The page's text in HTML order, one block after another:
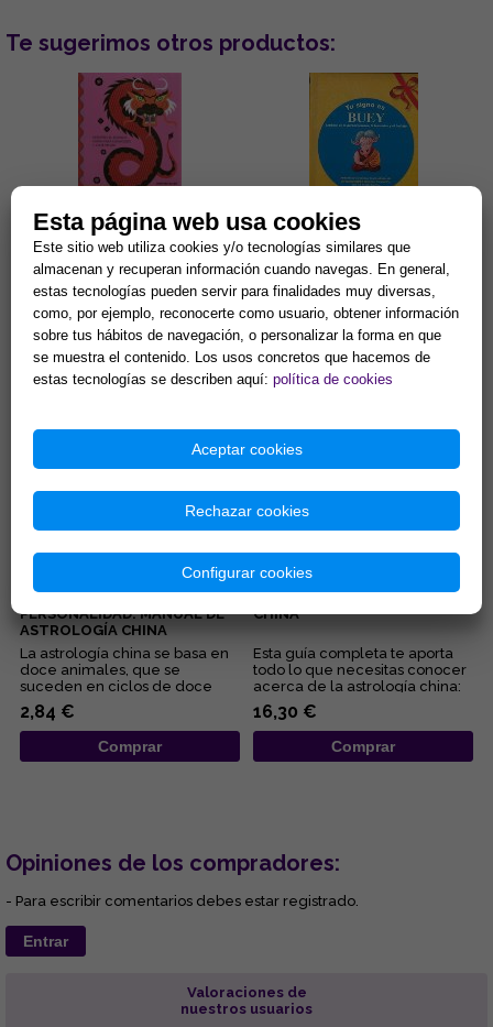
Te sugerimos otros productos:
ASTROLOGÍA CHINA:
DESCIFRA EL ZODÍACO CHINO
PARA CONOCERTE Y VIVIR
21,11 €
TU SIGNO ES BUEY
Disciplinados y cordiales: ésas
son dos de las características
de las personas nacidas bajo el
signo del Buey ...
2,84 €
CÓMO... DESCUBRIR SU
PERSONALIDAD: MANUAL DE
ASTROLOGÍA CHINA
La astrología china se basa en
doce animales, que se
suceden en ciclos de doce
años y marcan la personalidad
d...
2,84 €
Comprar
LA BIBLIA DE LA ASTROLOGÍA
CHINA
Esta guía completa te aporta
todo lo que necesitas conocer
acerca de la astrología china:
describe los doce an...
16,30 €
Comprar
Opiniones de los compradores:
- Para escribir comentarios debes estar registrado.
Entrar
Valoraciones de
nuestros usuarios
Esta página web usa cookies
Este sitio web utiliza cookies y/o tecnologías similares que
almacenan y recuperan información cuando navegas. En general,
estas tecnologías pueden servir para finalidades muy diversas,
como, por ejemplo, reconocerte como usuario, obtener información
sobre tus hábitos de navegación, o personalizar la forma en que
se muestra el contenido. Los usos concretos que hacemos de
estas tecnologías se describen aquí: política de cookies
Aceptar cookies
Rechazar cookies
Configurar cookies